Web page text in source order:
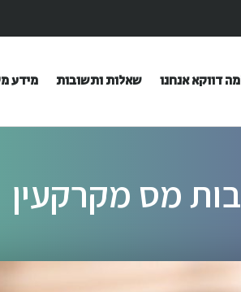
דווקא אנחנו שאלות ותשובות מידע
מס מקרקעין